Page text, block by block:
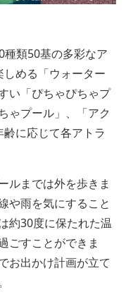
類50基の多彩なア
しめる「ウォーター
い「ぴちゃぴちゃプ
ゃプール」、「アク
に応じて各アトラ
ルまでは外を歩きま
や雨を気にすること
約30度に保たれた温
ごすことができま
お出かけ計画が立て